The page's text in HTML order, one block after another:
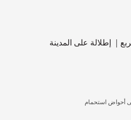
إطلالة على المدينة
أحواض استحمام